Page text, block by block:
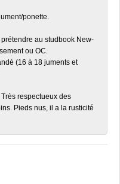
ponette.
au studbook New-
ou OC.
(16 à 18 juments et
Très respectueux des
Pieds nus, il a la rusticité